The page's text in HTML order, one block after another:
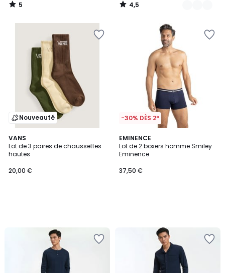
5
/
4,5
/
Nouveauté
VANS
Lot de 3 paires de chaussettes
hautes
20,00 €
-30% DÈS 2*
EMINENCE
Lot de 2 boxers homme Smiley
Eminence
37,50 €